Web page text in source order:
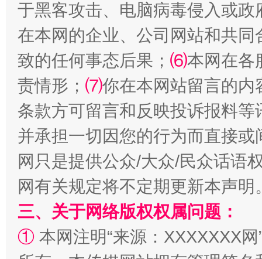
解纷+调解+退费，一次搞定
于黑客攻击、电脑病毒侵入或
在本网的企业、公司网站和共
致的任何事态后果； ⑹本网在各
责情形； ⑺你在本网站留言的内
条款方可留言和反映投诉报料
并承担一切因您的行为而直接
网只是提供公众/大众/民众话语
网有关规定将不定期更新本声明
三、关于网络版权权属问题：
① 本网注明“来源：XXXXXXX